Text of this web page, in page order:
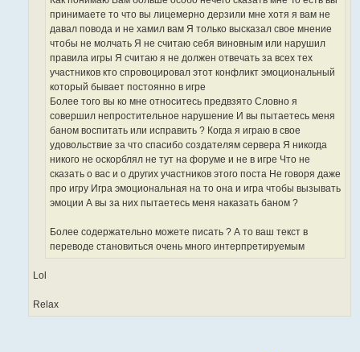
принимаете то что вы лицемерно дерзили мне хотя я вам не
давал повода и не хамил вам Я только высказал свое мнение
чтобы не молчать Я не считаю себя виновным или нарушил
правила игры Я считаю я не должен отвечать за всех тех
участников кто спровоцировал этот конфликт эмоциональный
который бывает постоянно в игре
Более того вы ко мне относитесь предвзято Словно я
совершил непростительное нарушение И вы пытаетесь меня
баном воспитать или исправить ? Когда я играю в свое
удовольствие за что спасибо создателям сервера Я никогда
никого не оскорблял не тут на форуме и не в игре Что не
сказать о вас и о других участников этого поста Не говоря даже
про игру Игра эмоциональная на то она и игра чтобы вызывать
эмоции А вы за них пытаетесь меня наказать баном ?
Более содержательно можете писать ? А то ваш текст в
переводе становиться очень много интерпретируемым
Lol
Relax